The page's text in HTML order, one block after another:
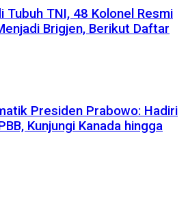
Tubuh TNI, 48 Kolonel Resmi
Brigjen, Berikut Daftar
Presiden Prabowo: Hadiri
Kunjungi Kanada hingga